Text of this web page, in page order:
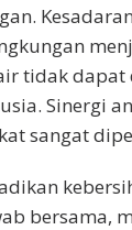
tidak
Sinergi
sangat
bersama,